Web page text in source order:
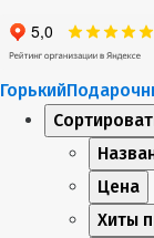
Горький
Цена
Хиты